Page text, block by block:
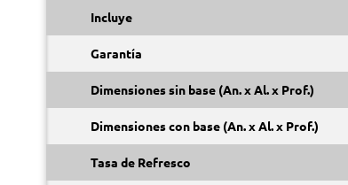
Incluye
Garantía
Dimensiones sin base (An. x Al. x Prof.)
Dimensiones con base (An. x Al. x Prof.)
Tasa de Refresco